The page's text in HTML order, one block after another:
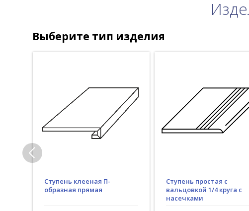
Выберите тип изделия
Ступень клееная П-
образная прямая
Ступень простая с
вальцовкой 1/4 круга с
насечками